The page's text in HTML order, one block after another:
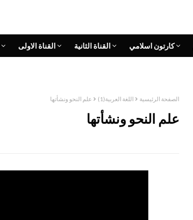
القناة الاولى القناة الثانية كارتون اسلامي
الصفحة الرئيسية اللغة العربية(1) علم النحو ونشأتها
علم النحو ونشأتها